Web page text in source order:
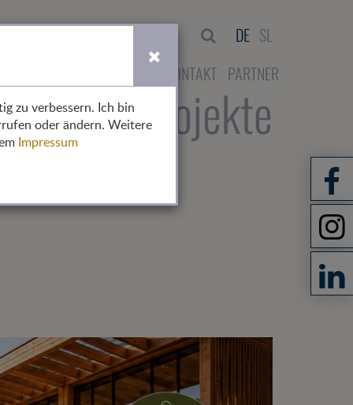
Projekte
KONTAKT PARTNER
Suche
DE SL
zu verbessern. Ich bin
oder ändern. Weitere
Impressum